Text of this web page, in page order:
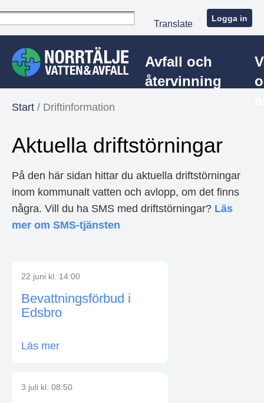
Translate
Logga in
Avfall och
återvinning
Start / Driftinformation
Aktuella driftstörningar
På den här sidan hittar du aktuella driftstörningar
inom kommunalt vatten och avlopp, om det finns
några. Vill du ha SMS med driftstörningar? Läs
mer om SMS-tjänsten
22 juni kl. 14:00
Bevattningsförbud i
Edsbro
Läs mer
3 juli kl. 08:50